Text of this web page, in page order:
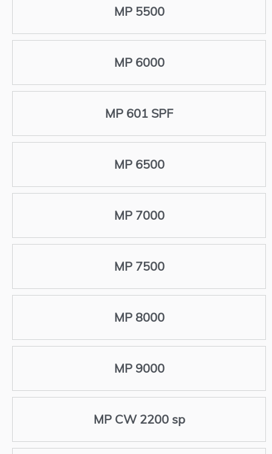
MP 5500
MP 6000
MP 601 SPF
MP 6500
MP 7000
MP 7500
MP 8000
MP 9000
MP CW 2200 sp